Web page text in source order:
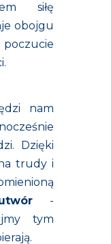
siłę
obojgu
nam
Dzięki
trudy i
-
tym